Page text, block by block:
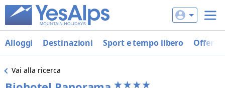
Alloggi Destinazioni Sport e tempo libero Offerte
Vai alla ricerca